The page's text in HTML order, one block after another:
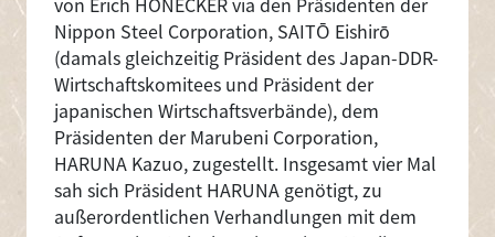
Nippon Steel Corporation, SAITŌ Eishirō
(damals gleichzeitig Präsident des Japan-DDR-
Wirtschaftskomitees und Präsident der
japanischen Wirtschaftsverbände), dem
Präsidenten der Marubeni Corporation,
HARUNA Kazuo, zugestellt. Insgesamt vier Mal
sah sich Präsident HARUNA genötigt, zu
außerordentlichen Verhandlungen mit dem